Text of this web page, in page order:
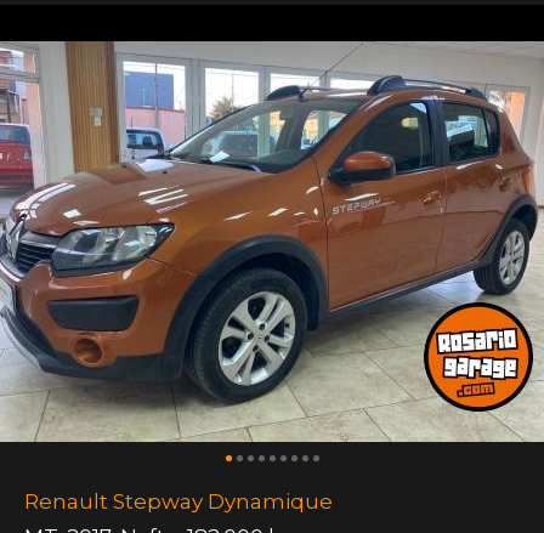
Renault Stepway Dynamique